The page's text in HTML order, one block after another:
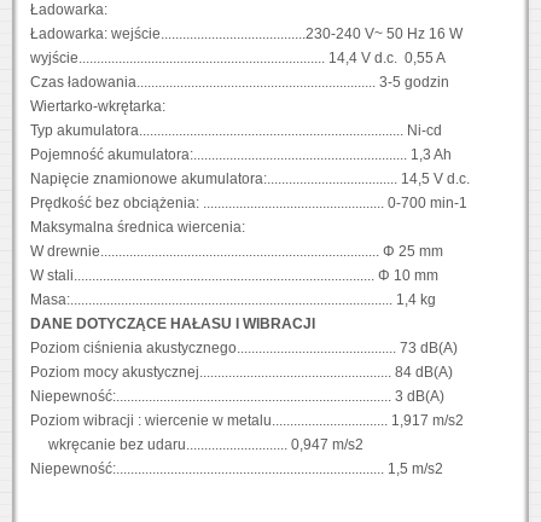
Ładowarka:
Ładowarka: wejście........................................230-240 V~ 50 Hz 16 W
wyjście.................................................................... 14,4 V d.c. 0,55 A
Czas ładowania.................................................................. 3-5 godzin
Wiertarko-wkrętarka:
Typ akumulatora......................................................................... Ni-cd
Pojemność akumulatora:........................................................... 1,3 Ah
Napięcie znamionowe akumulatora:.................................... 14,5 V d.c.
Prędkość bez obciążenia: .................................................. 0-700 min-1
Maksymalna średnica wiercenia:
W drewnie............................................................................. Φ 25 mm
W stali................................................................................... Φ 10 mm
Masa:......................................................................................... 1,4 kg
DANE DOTYCZĄCE HAŁASU I WIBRACJI
Poziom ciśnienia akustycznego............................................ 73 dB(A)
Poziom mocy akustycznej..................................................... 84 dB(A)
Niepewność:............................................................................ 3 dB(A)
Poziom wibracji : wiercenie w metalu................................ 1,917 m/s2
wkręcanie bez udaru............................ 0,947 m/s2
Niepewność:.......................................................................... 1,5 m/s2